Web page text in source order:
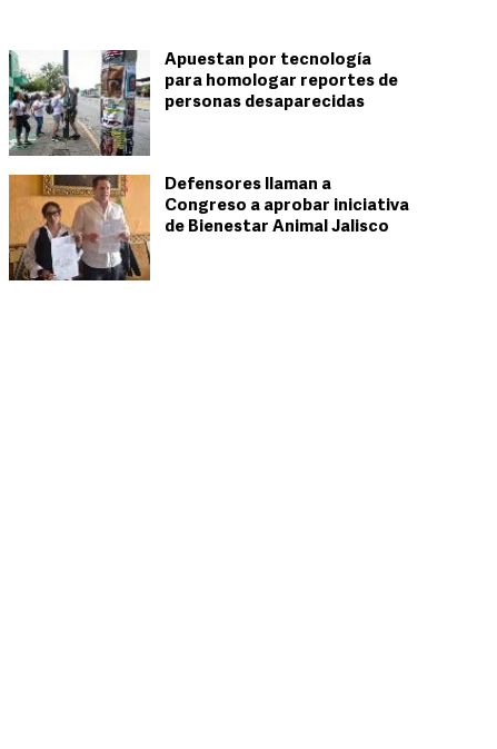
Apuestan por tecnología
para homologar reportes de
personas desaparecidas
Defensores llaman a
Congreso a aprobar iniciativa
de Bienestar Animal Jalisco